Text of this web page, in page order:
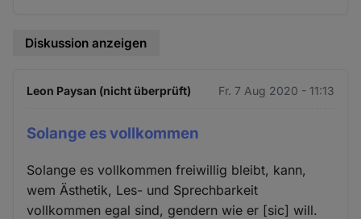
Diskussion anzeigen
Leon Paysan (nicht überprüft) Fr. 7 Aug 2020 - 11:13
Solange es vollkommen
Solange es vollkommen freiwillig bleibt, kann,
wem Ästhetik, Les- und Sprechbarkeit
vollkommen egal sind, gendern wie er [sic] will.